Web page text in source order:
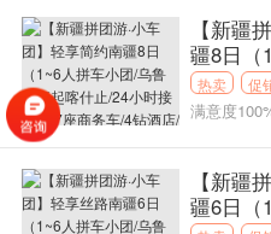
【新疆
疆8日（
喀什止/
钻酒店/
热卖 促
满意度
【新疆
疆6日（